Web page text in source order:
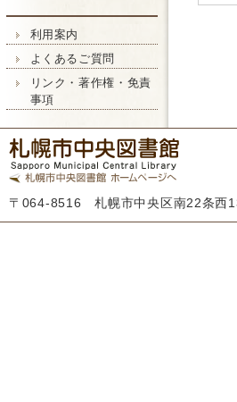
利用案内
よくあるご質問
リンク・著作権・免責
事項
〒064-8516 札幌市中央区南22条